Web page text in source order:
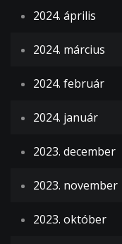
2024. április
2024. március
2024. február
2024. január
2023. december
2023. november
2023. október